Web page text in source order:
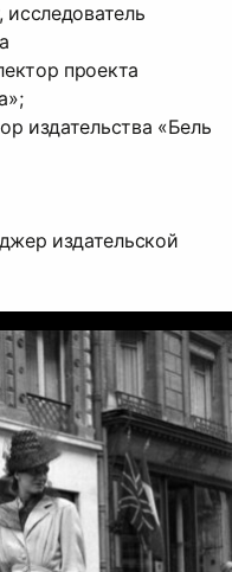
проекта
«Правое полушарие интроверта»;
издательства «Бель
издательской